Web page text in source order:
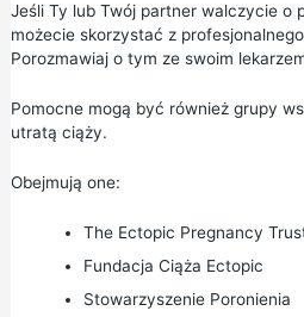
Jeśli Ty lub Twój partner walczycie o
możecie skorzystać z
Porozmawiaj o tym ze swoim
Pomocne mogą być również grupy
utratą ciąży.
Obejmują one:
The Ectopic Pregnancy
Fundacja Ciąża Ectopic
Stowarzyszenie Poronienia